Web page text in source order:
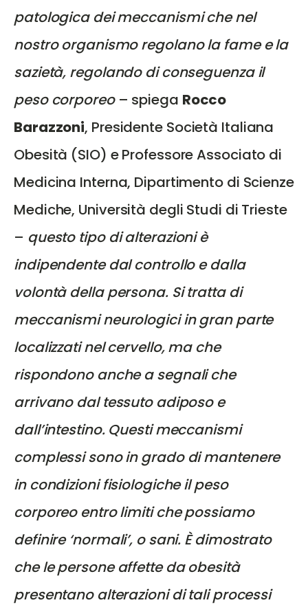
patologica dei meccanismi che nel
nostro organismo regolano la fame e la
sazietà, regolando di conseguenza il
peso corporeo – spiega Rocco
Barazzoni, Presidente Società Italiana
Obesità (SIO) e Professore Associato di
Medicina Interna, Dipartimento di Scienze
Mediche, Università degli Studi di Trieste
– questo tipo di alterazioni è
indipendente dal controllo e dalla
volontà della persona. Si tratta di
meccanismi neurologici in gran parte
localizzati nel cervello, ma che
rispondono anche a segnali che
arrivano dal tessuto adiposo e
dall’intestino. Questi meccanismi
complessi sono in grado di mantenere
in condizioni fisiologiche il peso
corporeo entro limiti che possiamo
definire ‘normali’, o sani. È dimostrato
che le persone affette da obesità
presentano alterazioni di tali processi